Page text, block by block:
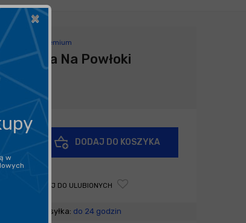
Poka Premium
Półka Na Powłoki
DODAJ DO KOSZYKA
DODAJ DO ULUBIONYCH
Wysyłka: do 24 godzin
×
w